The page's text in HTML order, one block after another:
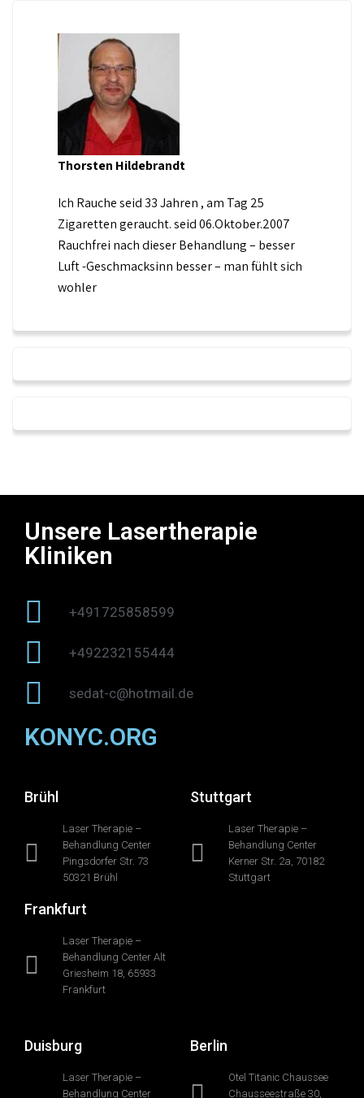
Thorsten Hildebrandt
Ich Rauche seid 33 Jahren , am Tag 25
Zigaretten geraucht. seid 06.Oktober.2007
Rauchfrei nach dieser Behandlung – besser
Luft -Geschmacksinn besser – man fühlt sich
wohler
Unsere Lasertherapie
Kliniken
+491725858599
+492232155444
sedat-c@hotmail.de
KONYC.ORG
Brühl
Laser Therapie –
Behandlung Center
Pingsdorfer Str. 73
50321 Brühl
Stuttgart
Laser Therapie –
Behandlung Center
Kerner Str. 2a, 70182
Stuttgart
Frankfurt
Laser Therapie –
Behandlung Center Alt
Griesheim 18, 65933
Frankfurt
Duisburg
Laser Therapie –
Behandlung Center
Berlin
Otel Titanic Chaussee
Chausseestraße 30,